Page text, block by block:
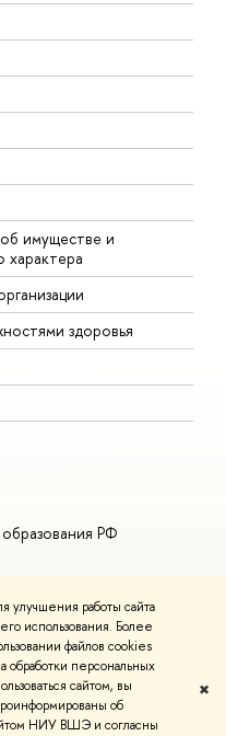
улучшения работы сайта
использования. Более
файлов cookies
обработки персональных
сайтом, вы
об
НИУ ВШЭ и согласны
✖
имуществе и
характера
здоровья
РФ
Условия
конфиденциальности